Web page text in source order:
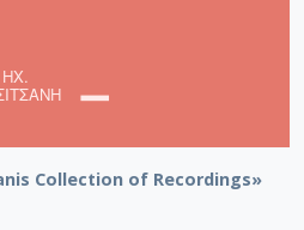
Collection of Recordings»